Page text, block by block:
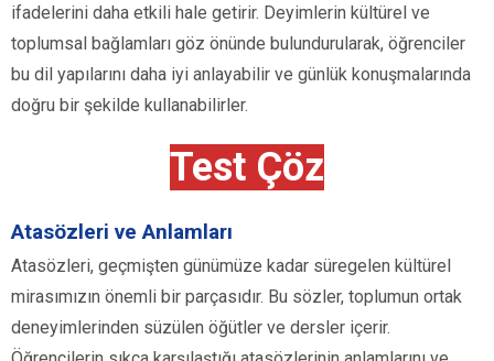
ifadelerini daha etkili hale getirir. Deyimlerin kültürel ve
toplumsal bağlamları göz önünde bulundurularak, öğrenciler
bu dil yapılarını daha iyi anlayabilir ve günlük konuşmalarında
doğru bir şekilde kullanabilirler.
Test Çöz
Atasözleri ve Anlamları
Atasözleri, geçmişten günümüze kadar süregelen kültürel
mirasımızın önemli bir parçasıdır. Bu sözler, toplumun ortak
deneyimlerinden süzülen öğütler ve dersler içerir.